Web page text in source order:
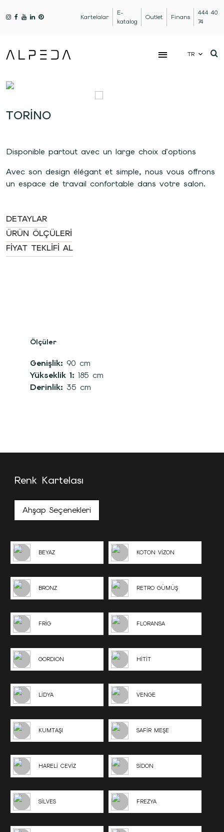
Kartelalar
E-
katalog
Outlet Finans
444 40
74
TR
TORINO
Disponible partout avec un large choix d'options
Avec son design élégant et simple, nous vous offrons
un espace de travail confortable dans votre salon.
DETAYLAR
ÜRÜN ÖLÇÜLERI
FIYAT TEKLIFI AL
Ölçüler
Genişlik: 90 cm
Yükseklik 1: 185 cm
Derinlik: 35 cm
Renk Kartelası
Ahşap Seçenekleri
BEYAZ KOTON VİZON
BRONZ RETRO GÜMÜŞ
FRİG FLORANSA
GORDION HİTİT
LİDYA VENGE
KUMTAŞI SAFİR MEŞE
HARELİ CEVİZ SİDON
SİLVES FREZYA